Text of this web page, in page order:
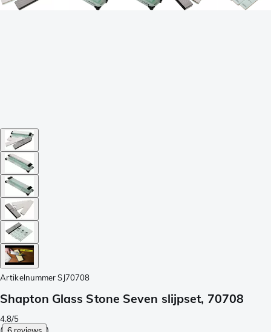
Artikelnummer SJ70708
Shapton Glass Stone Seven slijpset, 70708
4.8/5